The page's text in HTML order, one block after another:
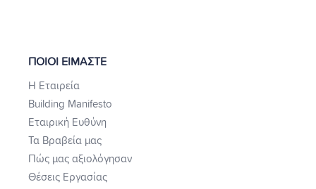
ΠΟΙΟΙ ΕΙΜΑΣΤΕ
Η Εταιρεία
Building Manifesto
Εταιρική Ευθύνη
Τα Βραβεία μας
Πώς μας αξιολόγησαν
Θέσεις Εργασίας